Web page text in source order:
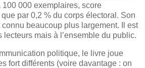
100 000 exemplaires, score
par 0,2 % du corps électoral. Son
beaucoup plus largement. Il est
mais à l’ensemble du public.
politique, le livre joue
fort différents (voire davantage : on